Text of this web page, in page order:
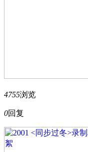
4755浏览
0回复